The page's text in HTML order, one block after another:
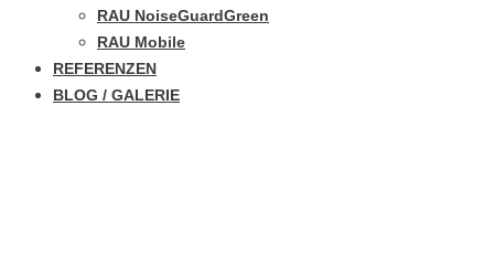
RAU NoiseGuardGreen
RAU Mobile
REFERENZEN
BLOG / GALERIE